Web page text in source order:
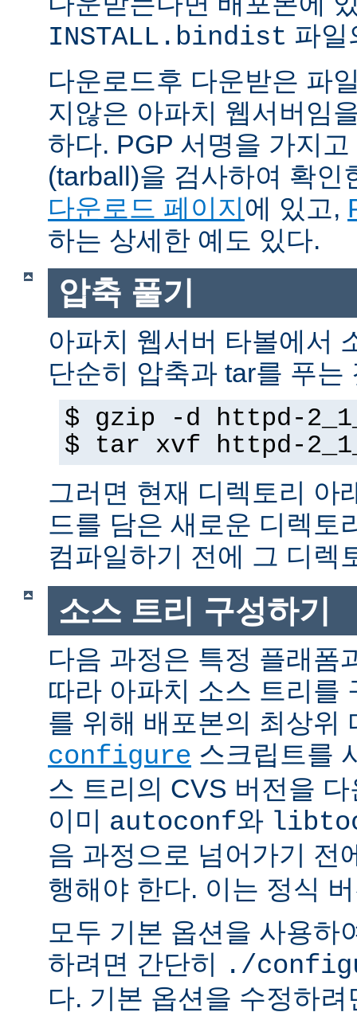
INSTALL.bindist 파일
다운로드후 다운받은 파
지않은 아파치 웹서버임
하다. PGP 서명을 가지
(tarball)을 검사하여 확인
다운로드 페이지 에 있고,
하는 상세한 예도 있다.
압축 풀기
아파치 웹서버 타볼에서
단순히 압축과 tar를 푸는
$ gzip -d httpd-
$ tar xvf httpd-
그러면 현재 디렉토리 아
드를 담은 새로운 디렉토
컴파일하기 전에 그 디렉
소스 트리 구성하기
다음 과정은 특정 플래폼
따라 아파치 소스 트리를
를 위해 배포본의 최상위
configure 스크립트를
스 트리의 CVS 버전을
이미 autoconf와
음 과정으로 넘어가기 전
행해야 한다. 이는 정식
모두 기본 옵션을 사용하
하려면 간단히 ./
다. 기본 옵션을 수정하